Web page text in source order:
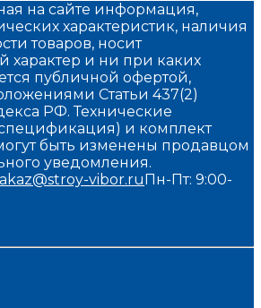
на сайте информация,
характеристик, наличия
товаров, носит
и ни при каких
публичной офертой,
Статьи 437(2)
РФ. Технические
и комплект
быть изменены продавцом
уведомления.
vibor.ru Пн-Пт: 9:00-